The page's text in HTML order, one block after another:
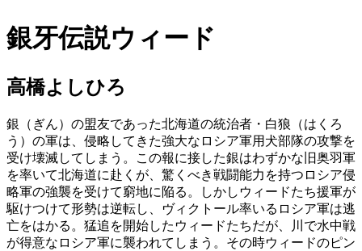
銀牙伝説ウィード
高橋よしひろ
銀（ぎん）の盟友であった北海道の統治者・白狼（はくろ
う）の軍は、侵略してきた強大なロシア軍用犬部隊の攻撃を
受け壊滅してしまう。この報に接した銀はわずかな旧奥羽軍
を率いて北海道に赴くが、驚くべき戦闘能力を持つロシア侵
略軍の強襲を受けて窮地に陥る。しかしウィードたち援軍が
駆けつけて形勢は逆転し、ヴィクトール率いるロシア軍は逃
亡をはかる。猛追を開始したウィードたちだが、川で水中戦
が得意なロシア軍に襲われてしまう。その時ウィードのピン